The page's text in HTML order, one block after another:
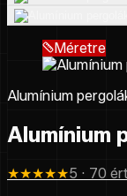
Méretre
Alumínium
Alumínium
★★★★★5 · 70